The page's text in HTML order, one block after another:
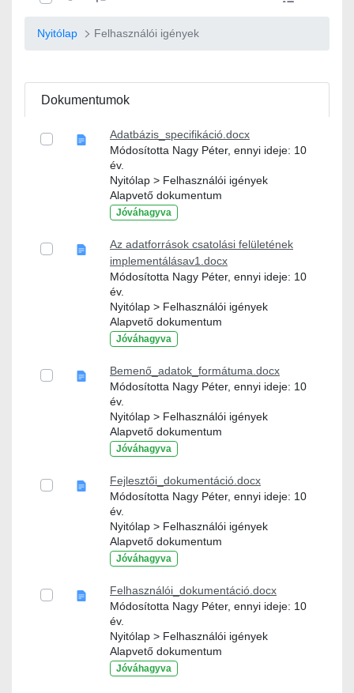
Nyitólap Felhasználói igények
Dokumentumok
Adatbázis_specifikáció.docx
Módosította Nagy Péter, ennyi ideje: 10
év.
Nyitólap > Felhasználói igények
Alapvető dokumentum
Jóváhagyva
Az adatforrások csatolási felületének
implementálásav1.docx
Módosította Nagy Péter, ennyi ideje: 10
év.
Nyitólap > Felhasználói igények
Alapvető dokumentum
Jóváhagyva
Bemenő_adatok_formátuma.docx
Módosította Nagy Péter, ennyi ideje: 10
év.
Nyitólap > Felhasználói igények
Alapvető dokumentum
Jóváhagyva
Fejlesztői_dokumentáció.docx
Módosította Nagy Péter, ennyi ideje: 10
év.
Nyitólap > Felhasználói igények
Alapvető dokumentum
Jóváhagyva
Felhasználói_dokumentáció.docx
Módosította Nagy Péter, ennyi ideje: 10
év.
Nyitólap > Felhasználói igények
Alapvető dokumentum
Jóváhagyva